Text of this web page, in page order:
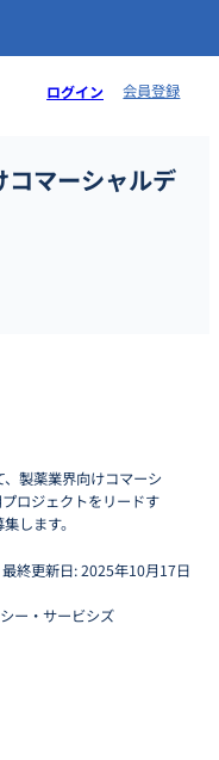
ログイン 会員登録
コマーシャルデ
製薬業界向けコマーシ
ロジェクトをリードす
します。
最終更新日: 2025年10月17日
ー・サービシズ